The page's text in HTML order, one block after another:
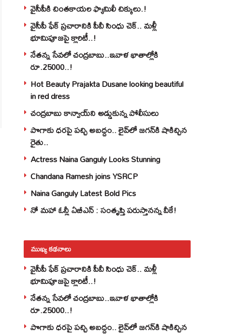
వైసీపీకి చింతకాయల ఫ్యామిలీ చిక్కులు.!
వైసీపీ ఫేక్ ప్రచారానికి పీవీ సింధు చెక్.. మళ్లీ
భూమిపూజపై క్లారిటీ..!
నేతన్న సేవలో చంద్రబాబు..ఇవాళ ఖాతాల్లోకి
రూ.25000..!
Hot Beauty Prajakta Dusane looking beautiful
in red dress
చంద్రబాబు కాన్వాయ్‌ని అడ్డుకున్న పోలీసులు
పొగాకు ధరపై పచ్చి అబద్దం.. లైవ్‌లో జగన్‌కి షాకిచ్చిన
రైతు..
Actress Naina Ganguly Looks Stunning
Chandana Ramesh joins YSRCP
Naina Ganguly Latest Bold Pics
నో మహా ఓన్లీ ఏబీఎన్ : సంతృప్తి పరుస్తానన్న వీకే!
ముఖ్య కథనాలు
వైసీపీ ఫేక్ ప్రచారానికి పీవీ సింధు చెక్.. మళ్లీ
భూమిపూజపై క్లారిటీ..!
నేతన్న సేవలో చంద్రబాబు..ఇవాళ ఖాతాల్లోకి
రూ.25000..!
పొగాకు ధరపై పచ్చి అబద్దం.. లైవ్‌లో జగన్‌కి షాకిచ్చిన